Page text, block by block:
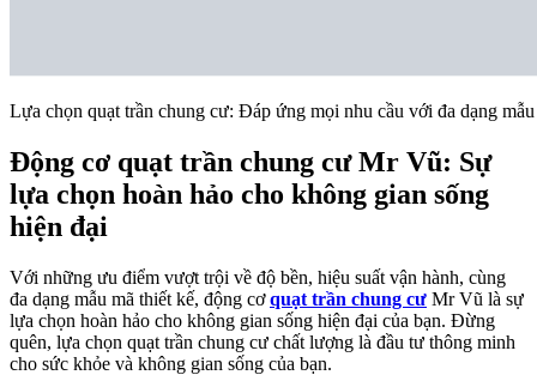
Lựa chọn quạt trần chung cư: Đáp ứng mọi nhu cầu với đa dạng mẫu
Động cơ quạt trần chung cư Mr Vũ: Sự
lựa chọn hoàn hảo cho không gian sống
hiện đại
Với những ưu điểm vượt trội về độ bền, hiệu suất vận hành, cùng
đa dạng mẫu mã thiết kế, động cơquạt trần chung cư Mr Vũ là sự
lựa chọn hoàn hảo cho không gian sống hiện đại của bạn. Đừng
quên, lựa chọn quạt trần chung cư chất lượng là đầu tư thông minh
cho sức khỏe và không gian sống của bạn.